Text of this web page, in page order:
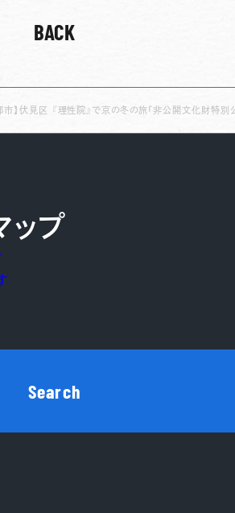
BACK
市】伏見区 『理性院』で京の冬の旅「非公開文化財特
ップ
Search